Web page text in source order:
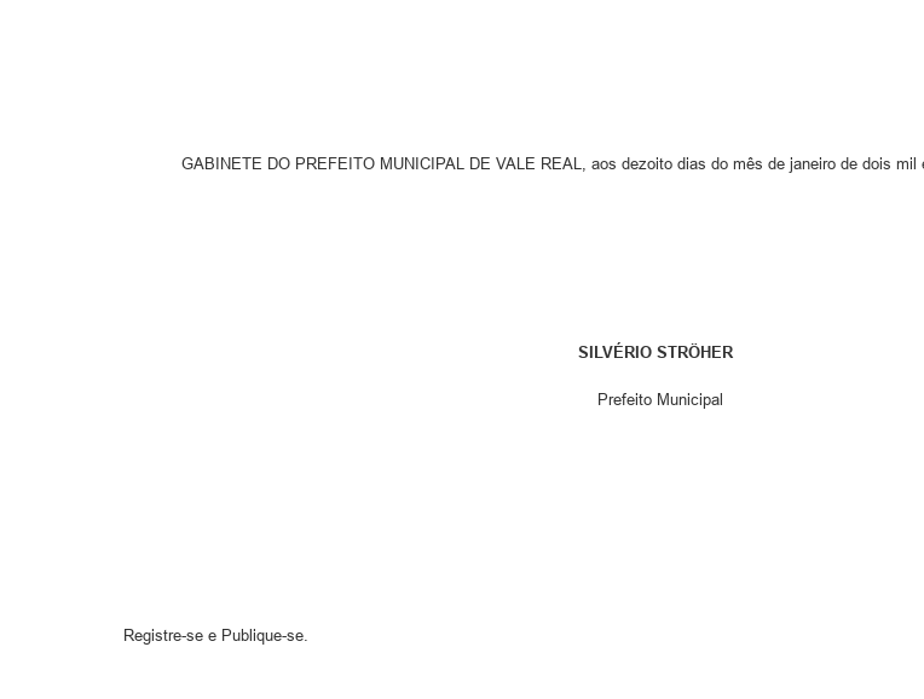
GABINETE DO PREFEITO MUNICIPAL DE VALE REAL, aos dezoito dias do mês de janeiro de dois mil
SILVÉRIO STRÖHER
Prefeito Municipal
Registre-se e Publique-se.